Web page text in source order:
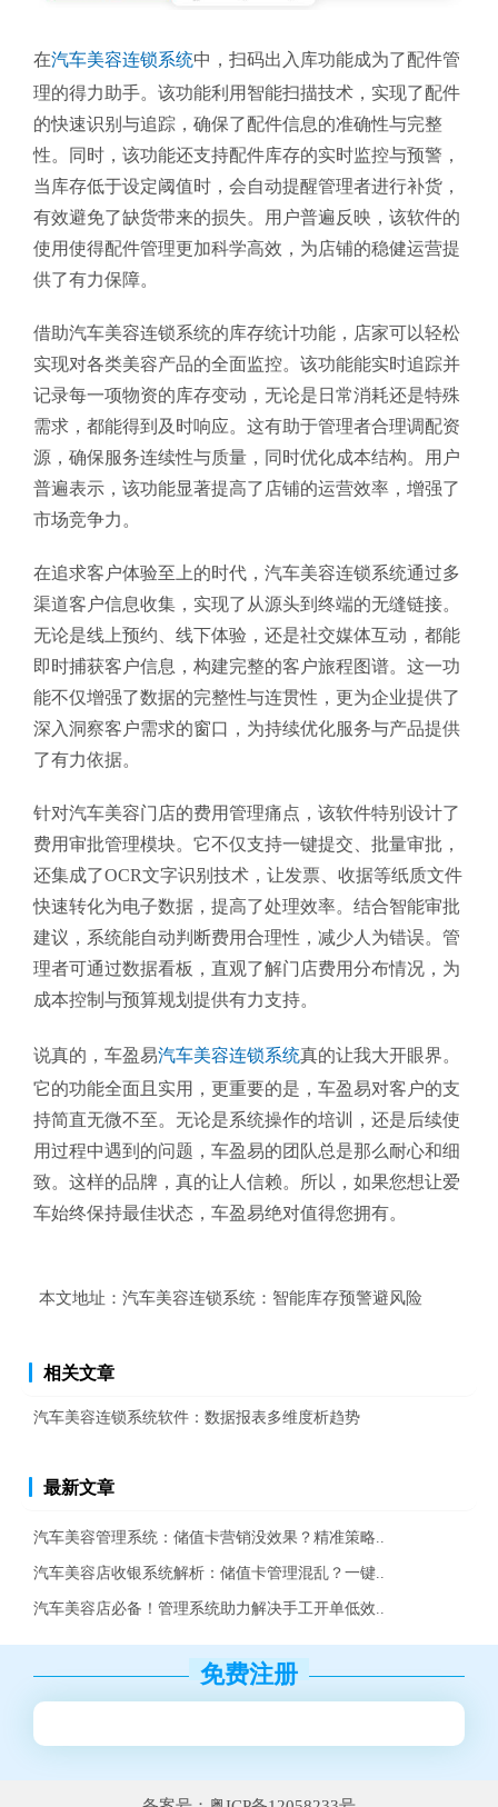
在汽车美容连锁系统中，扫码出入库功能成为了配件管
理的得力助手。该功能利用智能扫描技术，实现了配件
的快速识别与追踪，确保了配件信息的准确性与完整
性。同时，该功能还支持配件库存的实时监控与预警，
当库存低于设定阈值时，会自动提醒管理者进行补货，
有效避免了缺货带来的损失。用户普遍反映，该软件的
使用使得配件管理更加科学高效，为店铺的稳健运营提
供了有力保障。
借助汽车美容连锁系统的库存统计功能，店家可以轻松
实现对各类美容产品的全面监控。该功能能实时追踪并
记录每一项物资的库存变动，无论是日常消耗还是特殊
需求，都能得到及时响应。这有助于管理者合理调配资
源，确保服务连续性与质量，同时优化成本结构。用户
普遍表示，该功能显著提高了店铺的运营效率，增强了
市场竞争力。
在追求客户体验至上的时代，汽车美容连锁系统通过多
渠道客户信息收集，实现了从源头到终端的无缝链接。
无论是线上预约、线下体验，还是社交媒体互动，都能
即时捕获客户信息，构建完整的客户旅程图谱。这一功
能不仅增强了数据的完整性与连贯性，更为企业提供了
深入洞察客户需求的窗口，为持续优化服务与产品提供
了有力依据。
针对汽车美容门店的费用管理痛点，该软件特别设计了
费用审批管理模块。它不仅支持一键提交、批量审批，
还集成了OCR文字识别技术，让发票、收据等纸质文件
快速转化为电子数据，提高了处理效率。结合智能审批
建议，系统能自动判断费用合理性，减少人为错误。管
理者可通过数据看板，直观了解门店费用分布情况，为
成本控制与预算规划提供有力支持。
说真的，车盈易汽车美容连锁系统真的让我大开眼界。
它的功能全面且实用，更重要的是，车盈易对客户的支
持简直无微不至。无论是系统操作的培训，还是后续使
用过程中遇到的问题，车盈易的团队总是那么耐心和细
致。这样的品牌，真的让人信赖。所以，如果您想让爱
车始终保持最佳状态，车盈易绝对值得您拥有。
本文地址： 汽车美容连锁系统：智能库存预警避风险
相关文章
汽车美容连锁系统软件：数据报表多维度析趋势
最新文章
汽车美容管理系统：储值卡营销没效果？精准策略..
汽车美容店收银系统解析：储值卡管理混乱？一键..
汽车美容店必备！管理系统助力解决手工开单低效..
免费注册